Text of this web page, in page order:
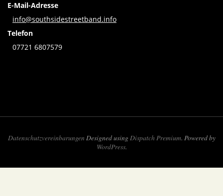
E-Mail-Adresse
info@southsidestreetband.info
Telefon
07721 6807579
Datenschutzvereinbarungen Designed usingDispatch Premium. Powered by
WordPress.